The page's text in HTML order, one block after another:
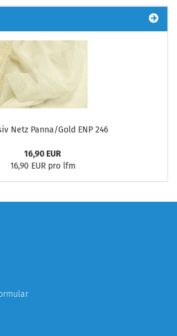
Netz Panna/Gold ENP 246
16,90 EUR
16,90 EUR pro lfm